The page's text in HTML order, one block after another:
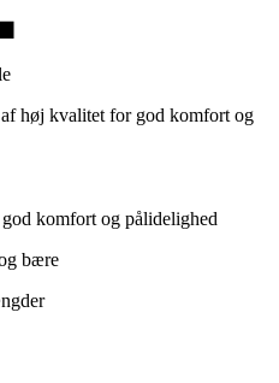
høj kvalitet for god komfort og
komfort og pålidelighed
bære